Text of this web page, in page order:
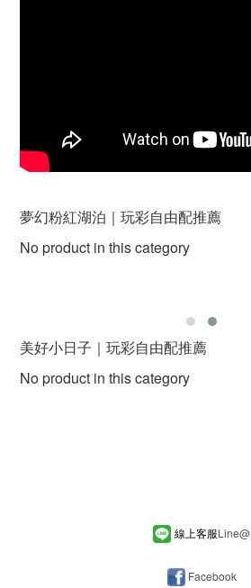
夢幻粉紅湖泊｜玩彩自由配推薦
No product in this category
美好小日子｜玩彩自由配推薦
No product in this category
線上客服Line@
Facebook